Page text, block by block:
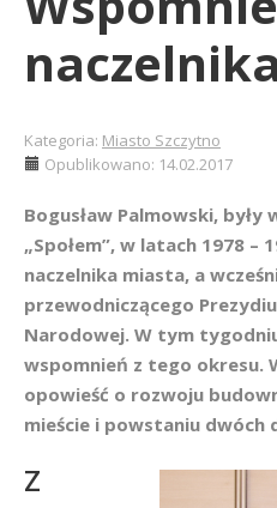
Kategoria: Miasto Szczytno
Opublikowano: 14.02.2017
Bogusław Palmowski,
„Społem”, w latach 1978 –
naczelnika miasta, a
przewodniczącego
Narodowej. W tym
wspomnień z tego okresu.
opowieść o rozwoju
mieście i powstaniu dwóch
Z